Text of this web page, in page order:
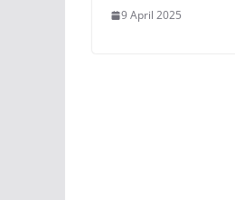
9 April 2025